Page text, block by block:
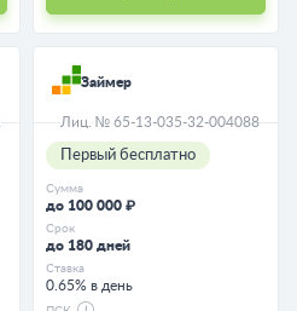
Займер
Лиц. № 65-13-035-32-004088
Первый бесплатно
Сумма
до 100 000 ₽
Срок
до 180 дней
Ставка
0.65% в день